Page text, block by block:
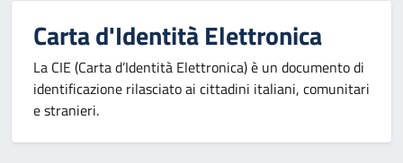
Carta d'Identità Elettronica
La CIE (Carta d’Identità Elettronica) è un documento di
identificazione rilasciato ai cittadini italiani, comunitari
e stranieri.